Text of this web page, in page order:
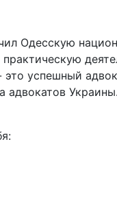
Одесскую
успешный